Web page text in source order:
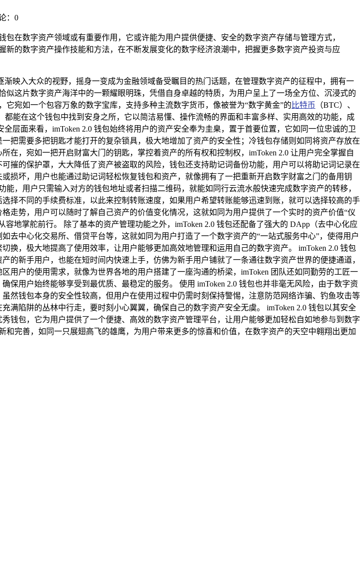
：0
包在数字资产领域或有重要作用，它或许能为用户提供便捷、安全的数字资产存储与管理方式，
的数字资产操作技能和方法，在不断发展变化的数字经济浪潮中，把握更多数字资产投资与应
映入大众的视野，摇身一变成为金融领域备受瞩目的热门话题，在管理数字资产的征程中，拥有一
这片数字资产海洋中的一颗耀眼明珠，凭借自身卓越的特质，为用户呈上了一场全方位、沉浸式的
宛如一个包容万象的数字宝库，支持多种主流数字货币，像被誉为“数字黄金”的 比特币
（BTC）、
能在这个钱包中找到安身之所，它以简洁易懂、操作流畅的界面和丰富多样、实用高效的功能，成
层面来看，imToken 2.0 钱包始终将用户的资产安全奉为圭臬，置于首要位置，它如同一位忠诚的卫
把需要多把钥匙才能打开的复杂锁具，极大地增加了资产的安全性；冷钱包存储则如同将资产存放在
，宛如一把开启财富大门的钥匙，掌控着资产的所有权和控制权，imToken 2.0 让用户完全掌握自
摧的保护罩，大大降低了资产被盗取的风险，钱包还支持助记词备份功能，用户可以将助记词记录在
损坏，用户也能通过助记词轻松恢复钱包和资产，就像拥有了一把重新开启数字财富之门的备用钥
，用户只需输入对方的钱包地址或者扫描二维码，就能如同行云流水般快速完成数字资产的转移，
择不同的手续费标准，以此来控制转账速度，如果用户希望转账能够迅速到账，就可以选择较高的手
走势，用户可以随时了解自己资产的价值变化情况，这就如同为用户提供了一个实时的资产价值“仪
地掌舵前行。 除了基本的资产管理功能之外，imToken 2.0 钱包还配备了强大的 DApp（去中心化应
去中心化交易所、借贷平台等，这就如同为用户打造了一个数字资产的“一站式服务中心”，使得用户
，极大地提高了使用效率，让用户能够更加高效地管理和运用自己的数字资产。 imToken 2.0 钱包
新手用户，也能在短时间内快速上手，仿佛为新手用户铺就了一条通往数字资产世界的便捷通道，
用户的使用需求，就像为世界各地的用户搭建了一座沟通的桥梁，imToken 团队还如同勤劳的工匠一
用户始终能够享受到最优质、最稳定的服务。 使用 imToken 2.0 钱包也并非毫无风险，由于数字资
然钱包本身的安全性较高，但用户在使用过程中仍需时刻保持警惕，注意防范网络诈骗、钓鱼攻击等
陷阱的丛林中行走，要时刻小心翼翼，确保自己的数字资产安全无虞。 imToken 2.0 钱包以其安全
钱包，它为用户提供了一个便捷、高效的数字资产管理平台，让用户能够更加轻松自如地参与到数字
完善，如同一只展翅高飞的雄鹰，为用户带来更多的惊喜和价值，在数字资产的天空中翱翔出更加